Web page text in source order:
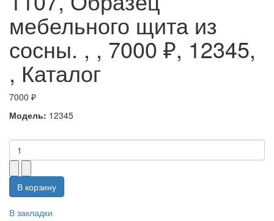
мебельного щита из
сосны. , , 7000 ₽, 12345,
, Каталог
7000 ₽
Модель: 12345
В корзину
В закладки